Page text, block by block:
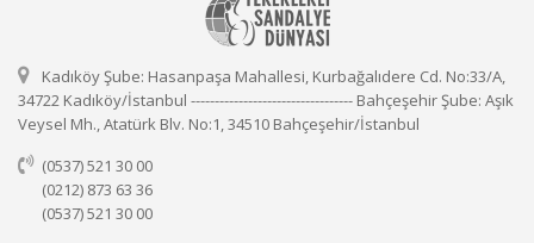
Kadıköy Şube: Hasanpaşa Mahallesi, Kurbağalıdere Cd. No:33/A,
34722 Kadıköy/İstanbul ---------------------------------- Bahçeşehir Şube: Aşık
Veysel Mh., Atatürk Blv. No:1, 34510 Bahçeşehir/İstanbul
(0537) 521 30 00
(0212) 873 63 36
(0537) 521 30 00